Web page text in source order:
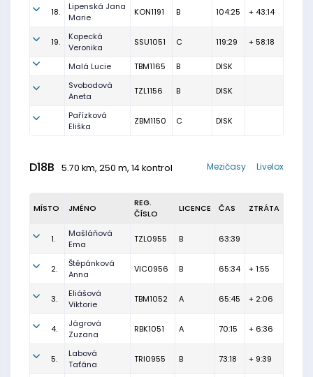
18.
Lipenská Jana
Marie
KON1191 B 104:25 + 43:14
19.
Kopecká
Veronika
SSU1051 C 119:29 + 58:18
Malá Lucie TBM1165 B
DISK
Svobodová
Aneta
TZL1156 B DISK
Pařízková
Eliška
ZBM1150 C DISK
D18B 5.70 km, 250 m, 14 kontrol Livelox
Mezičasy
MÍSTO JMÉNO
REG.
ČÍSLO
LICENCE ČAS ZTRÁTA
1.
Mašláňová
Ema
TZL0955 B 63:39
2.
Štěpánková
Anna
VIC0956 B 65:34 + 1:55
3.
Eliášová
Viktorie
TBM1052 A 65:45 + 2:06
4.
Jágrová
Zuzana
RBK1051 A 70:15 + 6:36
5.
Labová
Taťána
TRI0955 B 73:18 + 9:39